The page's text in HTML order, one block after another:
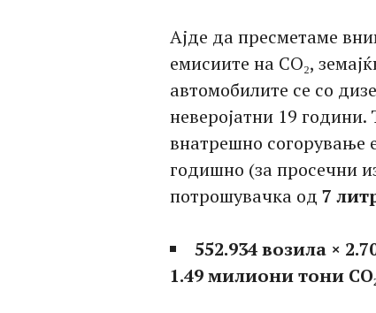
Ајде да пресметаме
емисиите на CO₂,
автомобилите се со
неверојатни 19
внатрешно согорување
годишно (за просечни
потрошувачка од 7
552.934 возила ×
1.49 милиони тони